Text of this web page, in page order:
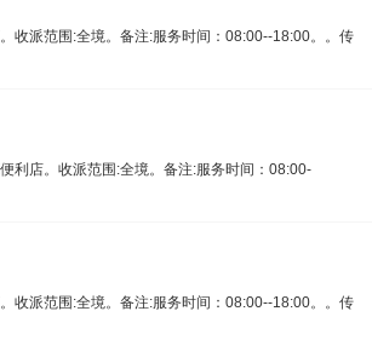
收派范围:全境。备注:服务时间：08:00--18:00。。传
利店。收派范围:全境。备注:服务时间：08:00-
收派范围:全境。备注:服务时间：08:00--18:00。。传